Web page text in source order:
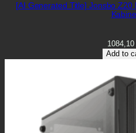
[AI Generated Title] Jonsbo Z20
1084,10
Add to